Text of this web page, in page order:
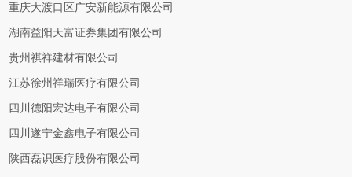
重庆大渡口区广安新能源有限公司
湖南益阳天富证券集团有限公司
贵州祺祥建材有限公司
江苏徐州祥瑞医疗有限公司
四川德阳宏达电子有限公司
四川遂宁金鑫电子有限公司
陕西磊识医疗股份有限公司